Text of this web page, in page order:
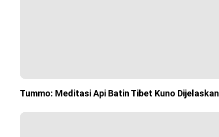
Tummo: Meditasi Api Batin Tibet Kuno Dijelaskan